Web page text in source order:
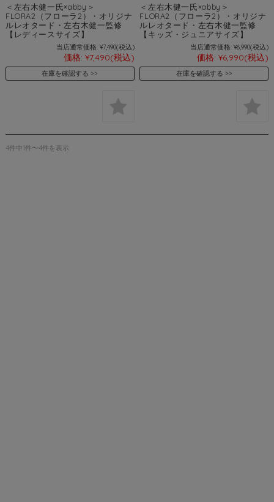
＜左右木健一氏×abby＞
FLORA2（フローラ2）・オリジナ
ルレオタード・左右木健一監修
【レディースサイズ】
当店通常価格: ¥7,490(税込)
価格: ¥7,490(税込)
在庫を確認する
＜左右木健一氏×abby＞
FLORA2（フローラ2）・オリジナ
ルレオタード・左右木健一監修
【キッズ・ジュニアサイズ】
当店通常価格: ¥6,990(税込)
価格: ¥6,990(税込)
在庫を確認する
4件中1件〜4件を表示